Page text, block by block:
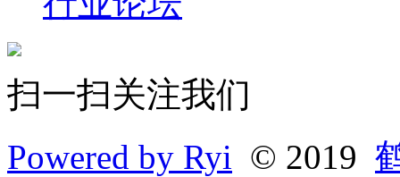
扫一扫关注我们
Powered by Ryi © 2019